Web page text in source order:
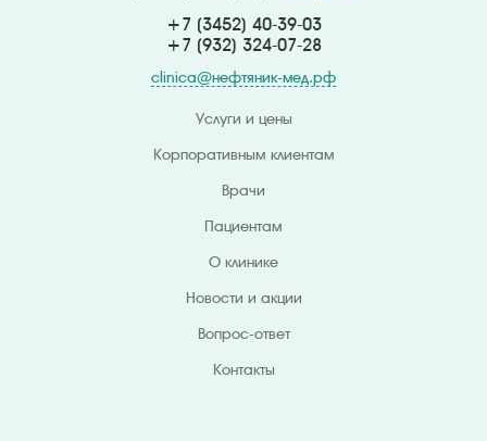
+7 (3452) 40-39-03
+7 (932) 324-07-28
clinica@нефтяник-мед.рф
Услуги и цены
Корпоративным клиентам
Врачи
Пациентам
О клинике
Новости и акции
Вопрос-ответ
Контакты